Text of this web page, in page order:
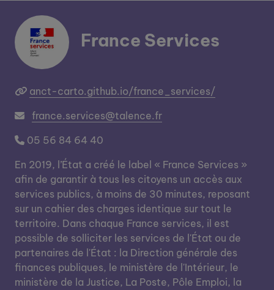
France Services
anct-carto.github.io/france_services/
france.services@talence.fr
05 56 84 64 40
En 2019, l’État a créé le label « France Services »
afin de garantir à tous les citoyens un accès aux
services publics, à moins de 30 minutes, reposant
sur un cahier des charges identique sur tout le
territoire. Dans chaque France services, il est
possible de solliciter les services de l'État ou de
partenaires de l'État : la Direction générale des
finances publiques, le ministère de l'Intérieur, le
ministère de la Justice, La Poste, Pôle Emploi, la